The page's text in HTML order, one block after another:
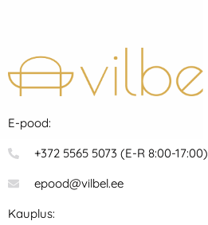
E-pood:
+372 5565 5073 (E-R 8:00-17:00)
epood@vilbel.ee
Kauplus: